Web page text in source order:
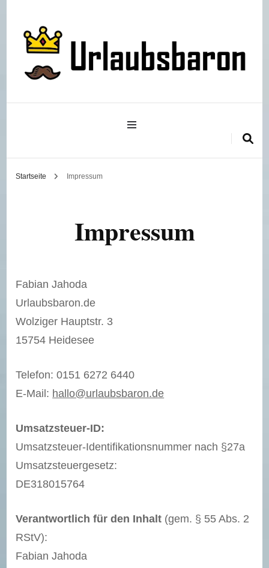
Urlaubsbaron
Startseite Impressum
Impressum
Fabian Jahoda
Urlaubsbaron.de
Wolziger Hauptstr. 3
15754 Heidesee
Telefon: 0151 6272 6440
E-Mail: hallo@urlaubsbaron.de
Umsatzsteuer-ID:
Umsatzsteuer-Identifikationsnummer nach §27a
Umsatzsteuergesetz:
DE318015764
Verantwortlich für den Inhalt (gem. § 55 Abs. 2
RStV):
Fabian Jahoda